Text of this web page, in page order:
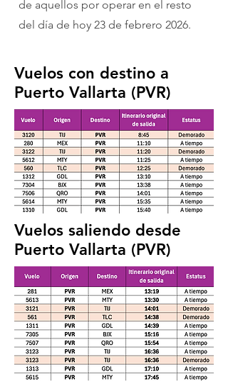
de aquellos por operar en el resto
del día de hoy 23 de febrero 2026.
Vuelos con destino a
Puerto Vallarta (PVR)
Vuelos saliendo desde
Puerto Vallarta (PVR)